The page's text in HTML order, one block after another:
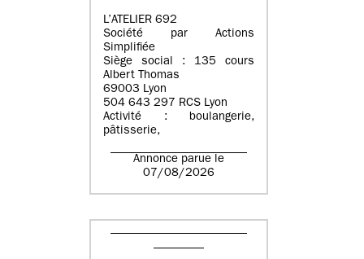
L’ATELIER 692
Société par Actions
Simplifiée
Siège social : 135 cours
Albert Thomas
69003 Lyon
504 643 297 RCS Lyon
Activité : boulangerie,
pâtisserie,
Annonce parue le
07/08/2026